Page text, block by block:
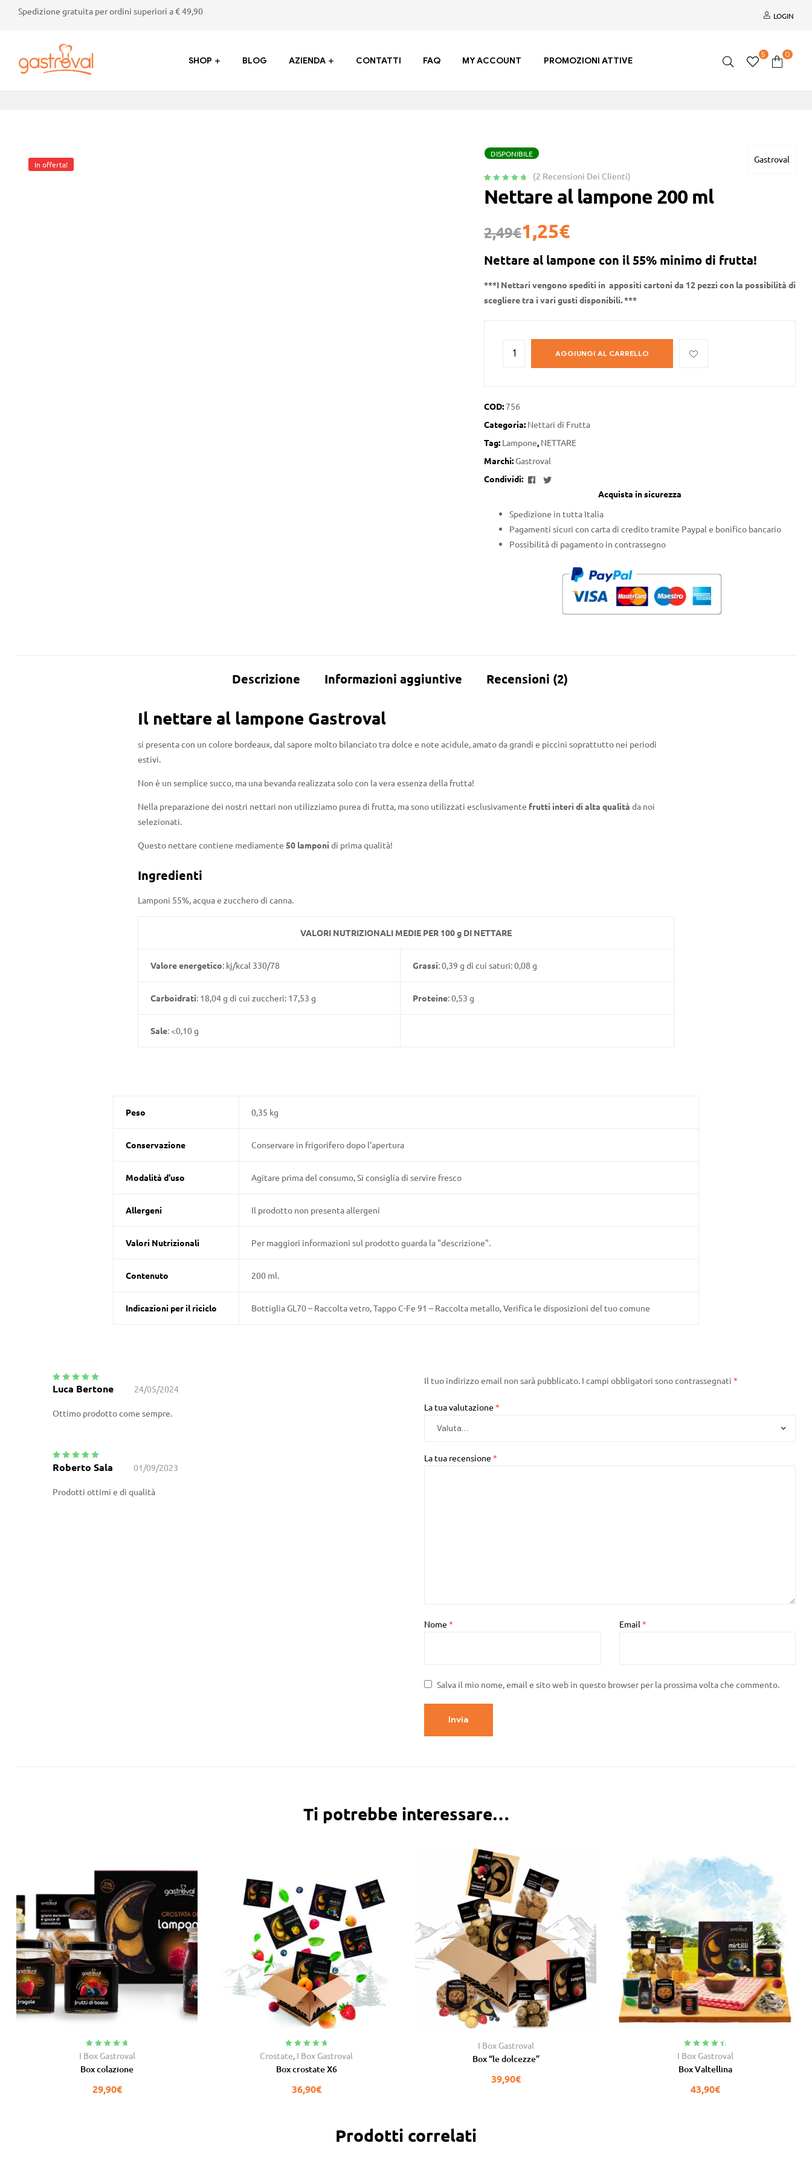
Spedizione gratuita per ordini superiori a € 49,90 LOGIN
Valtellina:
succhi,
SHOP BLOG AZIENDA CONTATTI FAQ MY ACCOUNT PROMOZIONI ATTIVE
5 0
In offerta! Gastroval
DISPONIBILE
su 5 su
(2 Recensioni Dei Clienti)
Nettare al lampone 200 ml
2,49€1,25€
Nettare al lampone con il55% minimo di frutta!
***I Nettari vengono spediti in appositi cartoni da 12 pezzi con la possibilità di
scegliere tra i vari gusti disponibili. ***
AGGIUNGI AL CARRELLO
COD:756
Categoria: Nettari di Frutta
Tag: Lampone, NETTARE
Marchi:Gastroval
Condividi:
Facebook
Twitter
Acquista in sicurezza
Spedizione in tutta Italia
Pagamenti sicuri con carta di credito tramite Paypal e bonifico bancario
Possibilità di pagamento in contrassegno
Descrizione Informazioni aggiuntive Recensioni (2)
Il nettare al lampone Gastroval
si presenta con un colore bordeaux, dal sapore molto bilanciato tra dolce e note acidule, amato da grandi e piccini soprattutto nei periodi
estivi.
Non è un semplice succo, ma una bevanda realizzata solo con la vera essenza della frutta!
Nella preparazione dei nostri nettari non utilizziamo purea di frutta, ma sono utilizzati esclusivamente frutti interi di alta qualità da noi
selezionati.
Questo nettare contiene mediamente 50 lamponi di prima qualità!
Ingredienti
Lamponi 55%, acqua e zucchero di canna.
VALORI NUTRIZIONALI MEDIE PER 100 g DI NETTARE
Valore energetico: kj/kcal 330/78 Grassi: 0,39 g di cui saturi: 0,08 g
Carboidrati: 18,04 g di cui zuccheri: 17,53 g Proteine: 0,53 g
Sale: <0,10 g
Peso 0,35 kg
Conservazione Conservare in frigorifero dopo l'apertura
Modalità d'uso Agitare prima del consumo, Si consiglia di servire fresco
Allergeni Il prodotto non presenta allergeni
Valori Nutrizionali Per maggiori informazioni sul prodotto guarda la "descrizione".
Contenuto 200 ml.
Indicazioni per il riciclo Bottiglia GL70 – Raccolta vetro, Tappo C-Fe 91 – Raccolta metallo, Verifica le disposizioni del tuo comune
Valutato5su
5
Luca Bertone 24/05/2024
Ottimo prodotto come sempre.
Valutato5su
5
Roberto Sala 01/09/2023
Prodotti ottimi e di qualità
Il tuo indirizzo email non sarà pubblicato. I campi obbligatori sono contrassegnati *
La tua valutazione *
La tua recensione *
Nome * Email *
Salva il mio nome, email e sito web in questo browser per la prossima volta che commento.
Ti potrebbe interessare…
Valutato
4.86
I Box Gastroval
Box colazione
29,90€
Valutato
4.91
Crostate, I Box Gastroval
Box crostate X6
36,90€
I Box Gastroval
Box “le dolcezze”
39,90€
Valutato
4.67
I Box Gastroval
Box Valtellina
43,90€
Prodotti correlati